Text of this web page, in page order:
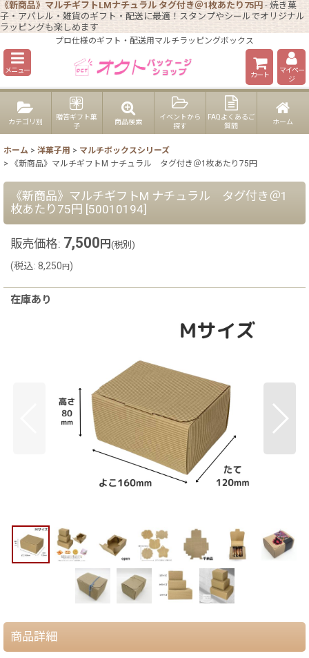
《新商品》マルチギフトLMナチュラル タグ付き＠1枚あたり75円 - 焼き菓
子・アパレル・雑貨のギフト・配送に最適！スタンプやシールでオリジナル
ラッピングも楽しめます
プロ仕様のギフト・配送用マルチラッピングボックス
メニュー
カート
マイペー
ジ
カテゴリ別
贈答ギフト菓
子
商品検索
イベントから
探す
FAQよくあるご
質問
ホーム
ホーム > 洋菓子用 > マルチボックスシリーズ
>
《新商品》マルチギフトM ナチュラル タグ付き＠1枚あたり75円
《新商品》マルチギフトM ナチュラル タグ付き＠1
枚あたり75円 [50010194]
販売価格: 7,500 円 (税別)
(税込: 8,250円)
在庫あり
商品詳細